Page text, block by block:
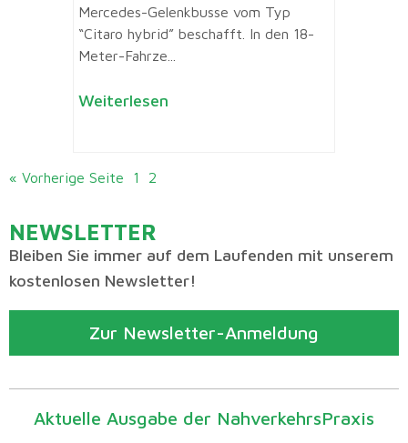
Mercedes-Gelenkbusse vom Typ
“Citaro hybrid” beschafft. In den 18-
Meter-Fahrze...
Weiterlesen
« Vorherige Seite 1 2
NEWSLETTER
Bleiben Sie immer auf dem Laufenden mit unserem
kostenlosen Newsletter!
Zur Newsletter-Anmeldung
Aktuelle Ausgabe der NahverkehrsPraxis